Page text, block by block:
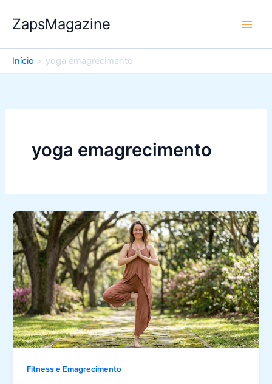
para
conteúdo
ZapsMagazine
Início yoga emagrecimento
yoga emagrecimento
Fitness e Emagrecimento